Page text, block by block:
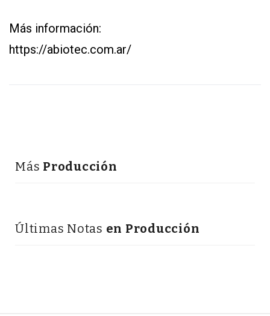
Más información:
https://abiotec.com.ar/
Más Producción
Últimas Notas en Producción